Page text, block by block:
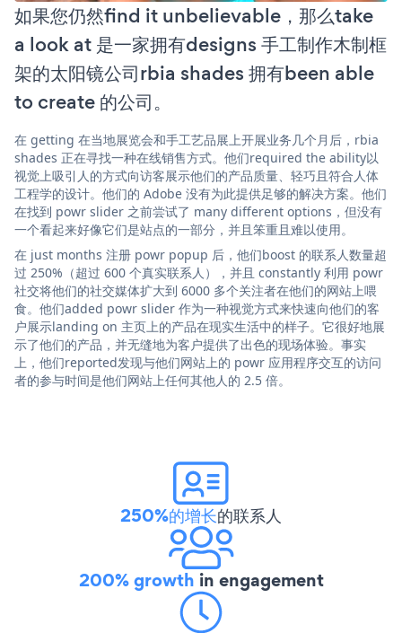
如果您仍然find it unbelievable，那么take
a look at 是一家拥有designs 手工制作木制框
架的太阳镜公司rbia shades 拥有been able
to create 的公司。
在 getting 在当地展览会和手工艺品展上开展业务几个月后，rbia
shades 正在寻找一种在线销售方式。他们required the ability以
视觉上吸引人的方式向访客展示他们的产品质量、轻巧且符合人体
工程学的设计。他们的 Adobe 没有为此提供足够的解决方案。他们
在找到 powr slider 之前尝试了 many different options，但没有
一个看起来好像它们是站点的一部分，并且笨重且难以使用。
在 just months 注册 powr popup 后，他们boost 的联系人数量超
过 250%（超过 600 个真实联系人），并且 constantly 利用 powr
社交将他们的社交媒体扩大到 6000 多个关注者在他们的网站上喂
食。他们added powr slider 作为一种视觉方式来快速向他们的客
户展示landing on 主页上的产品在现实生活中的样子。它很好地展
示了他们的产品，并无缝地为客户提供了出色的现场体验。事实
上，他们reported发现与他们网站上的 powr 应用程序交互的访问
者的参与时间是他们网站上任何其他人的 2.5 倍。
250%的增长的联系人
200% growth in engagement